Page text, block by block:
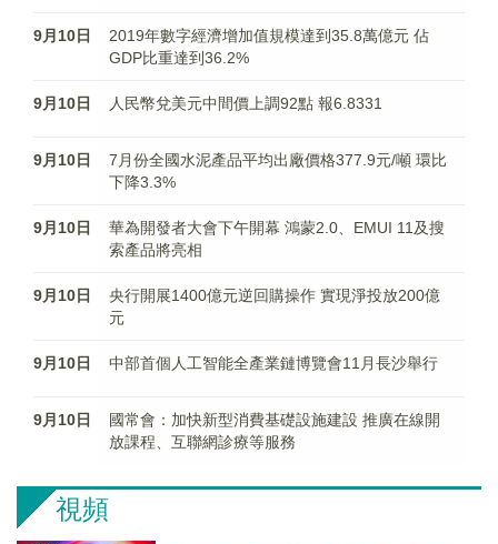
9月10日
2019年數字經濟增加值規模達到35.8萬億元 佔
GDP比重達到36.2%
9月10日 人民幣兌美元中間價上調92點 報6.8331
9月10日
7月份全國水泥產品平均出廠價格377.9元/噸 環比
下降3.3%
9月10日
華為開發者大會下午開幕 鴻蒙2.0、EMUI 11及搜
索產品將亮相
9月10日
央行開展1400億元逆回購操作 實現淨投放200億
元
9月10日 中部首個人工智能全產業鏈博覽會11月長沙舉行
9月10日
國常會：加快新型消費基礎設施建設 推廣在線開
放課程、互聯網診療等服務
視頻